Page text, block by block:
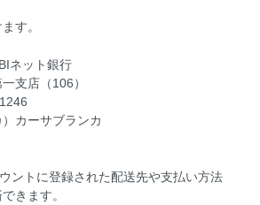
す。
ネット銀行
支店（106）
カーサブランカ
ントに登録された配送先や支払い方法
きます。